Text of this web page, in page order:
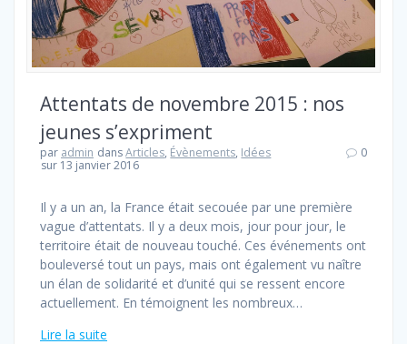
Attentats de novembre 2015 : nos
jeunes s’expriment
par admin dansArticles, Évènements, Idées
sur 13 janvier 2016
0
Il y a un an, la France était secouée par une première
vague d’attentats. Il y a deux mois, jour pour jour, le
territoire était de nouveau touché. Ces événements ont
bouleversé tout un pays, mais ont également vu naître
un élan de solidarité et d’unité qui se ressent encore
actuellement. En témoignent les nombreux…
Lire la suite